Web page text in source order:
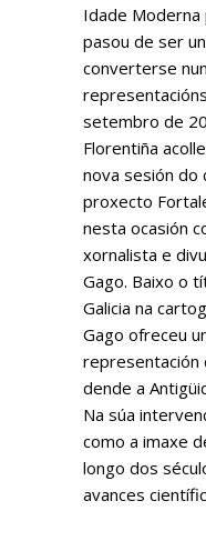
Idade Moderna
pasou de ser
converterse
setembro de
Florentiña
nova sesión do
proxecto
nesta ocasión
xornalista e
Gago. Baixo o
Galicia na
Gago ofreceu
representación
dende a
Na súa
como a imaxe
longo dos
avances